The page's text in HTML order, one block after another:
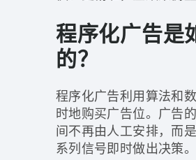
程序化广告是
的？
程序化广告利用算法和
时地购买广告位。广告
间不再由人工安排，而
系列信号即时做出决策